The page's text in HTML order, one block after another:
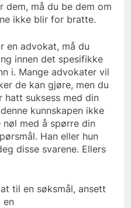
dem, må du be dem om
ikke blir for bratte.
en advokat, må du
innen det spesifikke
i. Mange advokater vil
de kan gjøre, men du
hatt suksess med din
kunnskapen ikke
med å spørre din
Han eller hun
disse svarene. Ellers
til en søksmål, ansett
en